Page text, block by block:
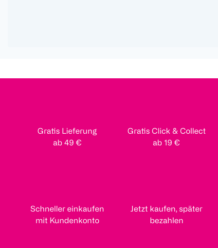
Gratis Lieferung
ab 49 €
Gratis Click & Collect
ab 19 €
Schneller einkaufen
mit Kundenkonto
Jetzt kaufen, später
bezahlen